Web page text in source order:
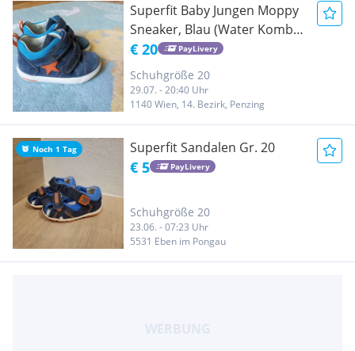
Superfit Baby Jungen Moppy
Sneaker, Blau (Water Kombi),
Gr. 20
€ 20 PayLivery
Schuhgröße 20
29.07. - 20:40 Uhr
1140 Wien, 14. Bezirk, Penzing
Noch 1 Tag Superfit Sandalen Gr. 20
€ 5 PayLivery
Schuhgröße 20
23.06. - 07:23 Uhr
5531 Eben im Pongau